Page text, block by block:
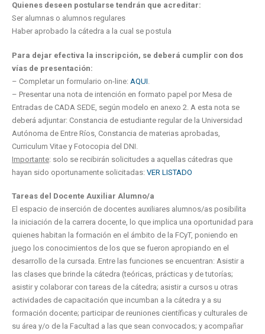
Quienes deseen postularse tendrán que acreditar:
Ser alumnas o alumnos regulares
Haber aprobado la cátedra a la cual se postula
Para dejar efectiva la inscripción, se deberá cumplir con dos
vías de presentación:
– Completar un formulario on-line: AQUI
– Presentar una nota de intención en formato papel por Mesa de
Entradas de CADA SEDE, según modelo en anexo 2. A esta nota se
deberá adjuntar: Constancia de estudiante regular de la Universidad
Autónoma de Entre Ríos, Constancia de materias aprobadas,
Curriculum Vitae y Fotocopia del DNI.
Importante: solo se recibirán solicitudes a aquellas cátedras que
hayan sido oportunamente solicitadas: VER LISTADO
Tareas del Docente Auxiliar Alumno/a
El espacio de inserción de docentes auxiliares alumnos/as posibilita
la iniciación de la carrera docente, lo que implica una oportunidad para
quienes habitan la formación en el ámbito de la FCyT, poniendo en
juego los conocimientos de los que se fueron apropiando en el
desarrollo de la cursada. Entre las funciones se encuentran: Asistir a
las clases que brinde la cátedra (teóricas, prácticas y de tutorías;
asistir y colaborar con tareas de la cátedra; asistir a cursos u otras
actividades de capacitación que incumban a la cátedra y a su
formación docente; participar de reuniones científicas y culturales de
su área y/o de la Facultad a las que sean convocados; y acompañar